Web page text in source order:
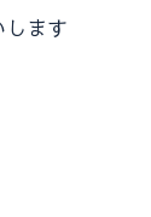
ます